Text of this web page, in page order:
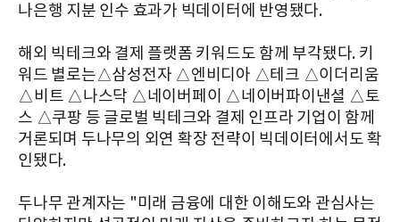
나은행 지분 인수 효과가 빅데이터에 반영됐다.
해외 빅테크와 결제 플랫폼 키워드도 함께 부각됐다. 키
워드 별로는△삼성전자 △엔비디아 △테크 △이더리움
△비트 △나스닥 △네이버페이 △네이버파이낸셜 △토
스 △쿠팡 등 글로벌 빅테크와 결제 인프라 기업이 함께
거론되며 두나무의 외연 확장 전략이 빅데이터에서도 확
인됐다.
두나무 관계자는 "미래 금융에 대한 이해도와 관심사는